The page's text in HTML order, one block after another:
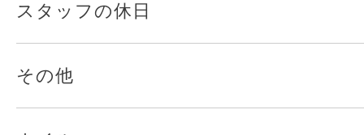
スタッフの休日
その他